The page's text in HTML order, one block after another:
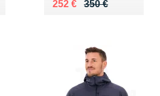
350 €
Au lieu de 350 €
252 €
Vendu 252 €